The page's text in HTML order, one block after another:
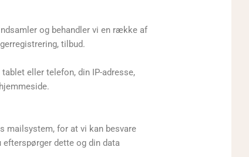
og behandler vi en række af
tilbud.
eller telefon, din IP-adresse,
mailsystem, for at vi kan besvare
dette og din data